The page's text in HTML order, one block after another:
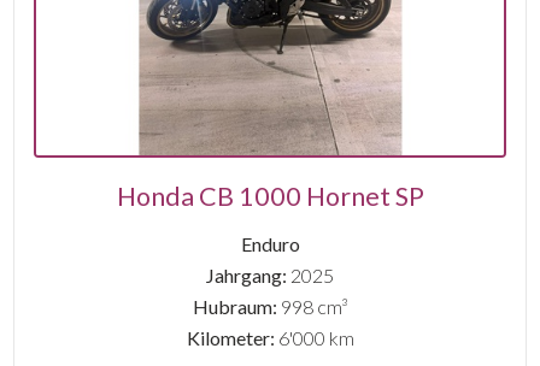
Honda CB 1000 Hornet SP
Enduro
Jahrgang: 2025
Hubraum: 998 cm³
Kilometer: 6'000 km